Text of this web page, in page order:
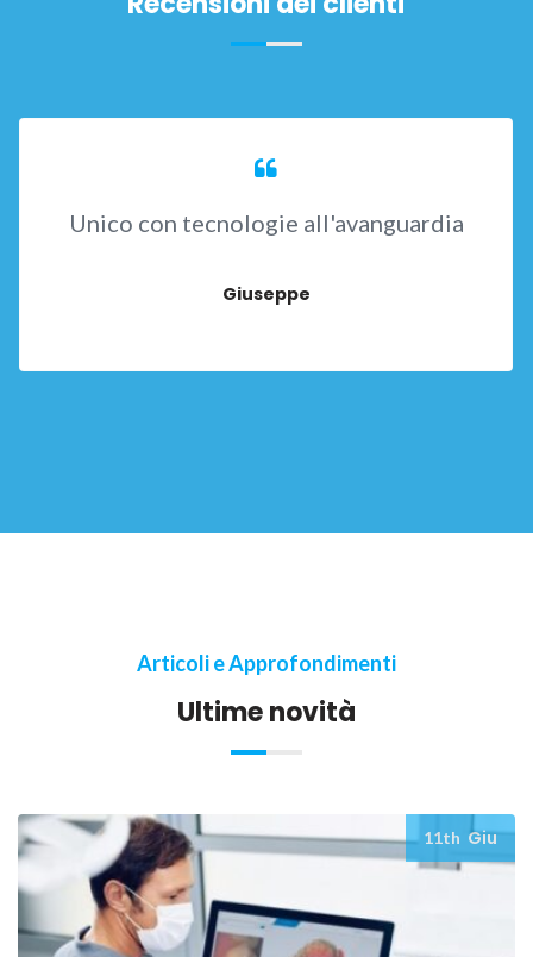
Unico con tecnologie all'avanguardia
Giuseppe
Articoli e Approfondimenti
Ultime novità
11th Giu